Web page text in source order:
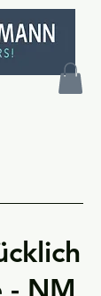
- NM